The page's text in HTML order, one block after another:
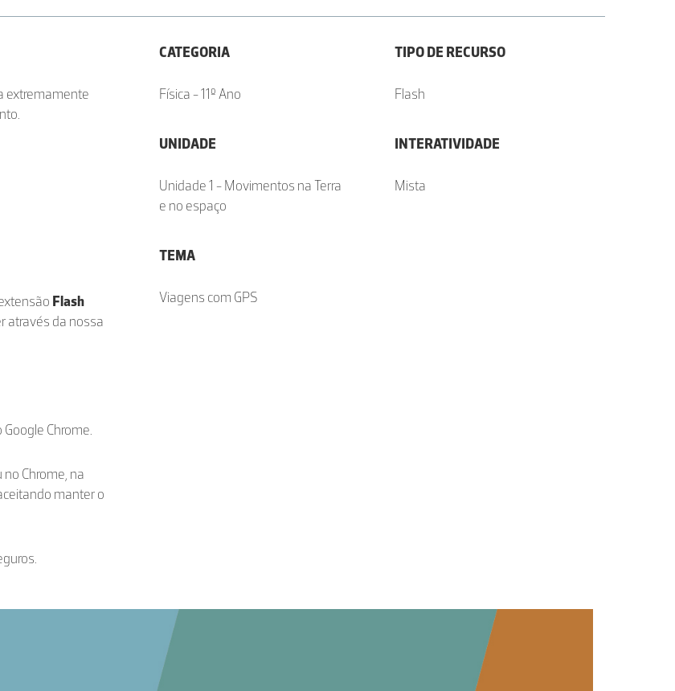
extremamente
Flash
através da nossa
Chrome.
Chrome, na
manter o
CATEGORIA
Física - 11º Ano
UNIDADE
Unidade 1 - Movimentos na Terra
e no espaço
TEMA
Viagens com GPS
TIPO DE RECURSO
Flash
INTERATIVIDADE
Mista